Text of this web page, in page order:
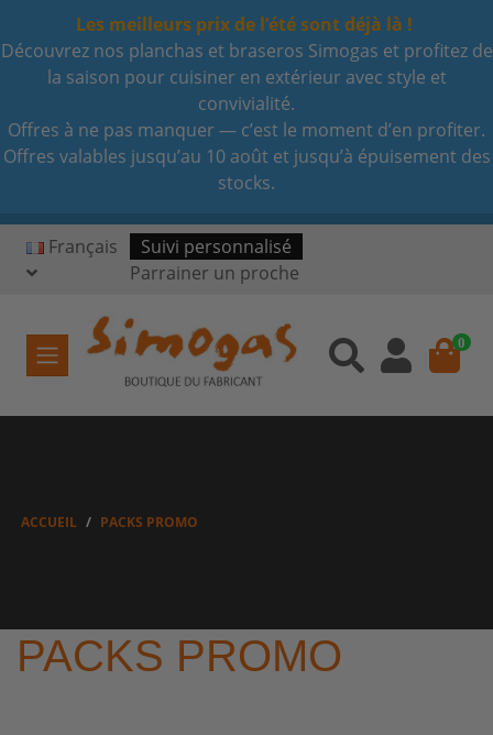
Les meilleurs prix de l’été sont déjà là !
Découvrez nos planchas et braseros Simogas et profitez de
la saison pour cuisiner en extérieur avec style et
convivialité.
Offres à ne pas manquer — c’est le moment d’en profiter.
Offres valables jusqu’au 10 août et jusqu’à épuisement des
stocks.
Français
Suivi personnalisé
Parrainer un proche
0
ACCUEIL PACKS PROMO
PACKS PROMO